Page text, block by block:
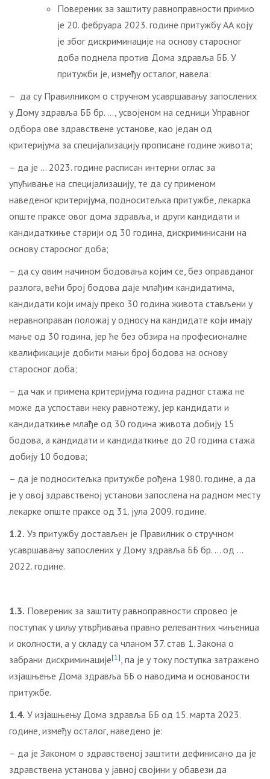
Повереник за заштиту равноправности примио
је 20. фебруара 2023. године притужбу АА коју
је због дискриминације на основу старосног
доба поднела против Дома здравља ББ. У
притужби је, између осталог, навела:
– да су Правилником о стручном усавршавању запослених
у Дому здравља ББ бр. …, усвојеном на седници Управног
одбора ове здравствене установе, као један од
критеријума за специјализацију прописане године живота;
– да је … 2023. године расписан интерни оглас за
упућивање на специјализацију, те да су применом
наведеног критеријума, подноситељка притужбе, лекарка
опште праксе овог дома здравља, и други кандидати и
кандидаткиње старији од 30 година, дискриминисани на
основу старосног доба;
– да су овим начином бодовања којим се, без оправданог
разлога, већи број бодова даје млађим кандидатима,
кандидати који имају преко 30 година живота стављени у
неравноправан положај у односу на кандидате који имају
мање од 30 година, јер ће без обзира на професионалне
квалификације добити мањи број бодова на основу
старосног доба;
– да чак и примена критеријума година радног стажа не
може да успостави неку равнотежу, јер кандидати и
кандидаткиње млађе од 30 година живота добију 15
бодова, а кандидати и кандидаткиње до 20 година стажа
добију 10 бодова;
– да је подноситељка притужбе рођена 1980. године, а да
је у овој здравственој установи запослена на радном месту
лекарке опште праксе од 31. јула 2009. године.
1.2. Уз притужбу достављен је Правилник о стручном
усавршавању запослених у Дому здравља ББ бр. … од …
2022. године.
1.3. Повереник за заштиту равноправности спровео је
поступак у циљу утврђивања правно релевантних чињеница
и околности, a у складу са чланом 37. став 1. Закона о
забрани дискриминације[1], па је у току поступка затражено
изјашњење Дома здравља ББ о наводима и основаности
притужбе.
1.4. У изјашњењу Дома здравља ББ од 15. марта 2023.
године, између осталог, наведено је:
– да је Законом о здравственој заштити дефинисано да је
здравствена установа у јавној својини у обавези да